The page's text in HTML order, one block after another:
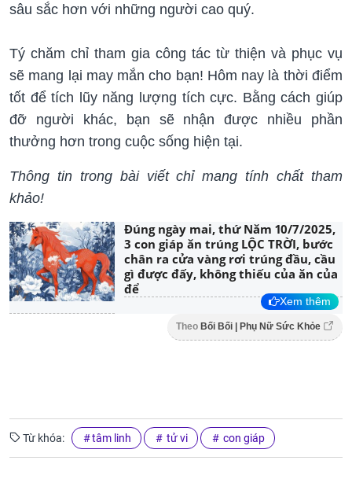
sâu sắc hơn với những người cao quý.
Tý chăm chỉ tham gia công tác từ thiện và phục vụ
sẽ mang lại may mắn cho bạn! Hôm nay là thời điểm
tốt để tích lũy năng lượng tích cực. Bằng cách giúp
đỡ người khác, bạn sẽ nhận được nhiều phần
thưởng hơn trong cuộc sống hiện tại.
Thông tin trong bài viết chỉ mang tính chất tham
khảo!
Đúng ngày mai, thứ Năm 10/7/2025,
3 con giáp ăn trúng LỘC TRỜI, bước
chân ra cửa vàng rơi trúng đầu, cầu
gì được đấy, không thiếu của ăn của
để
Xem thêm
Theo Bối Bối | Phụ Nữ Sức Khỏe
Từ khóa: tâm linh tử vi con giáp